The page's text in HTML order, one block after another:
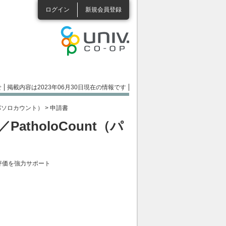
ログイン 新規会員登録
掲載内容は2023年06月30日現在の情報です
ロカウント） > 申請書
PatholoCount（パ
を強力サポート